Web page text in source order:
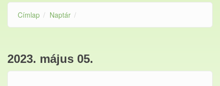
Címlap Naptár
2023. május 05.